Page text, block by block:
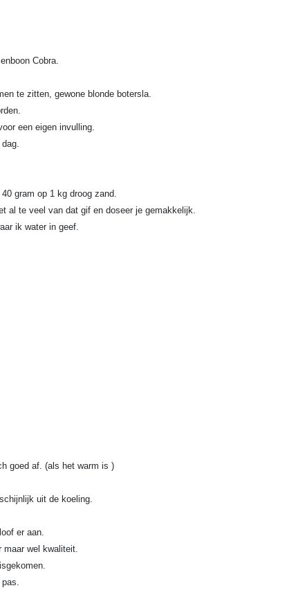
Cobra.
te zitten, gewone blonde botersla.
een eigen invulling.
gram op 1 kg droog zand.
al te veel van dat gif en doseer je gemakkelijk.
ik water in geef.
goed af. (als het warm is )
uit de koeling.
er aan.
wel kwaliteit.